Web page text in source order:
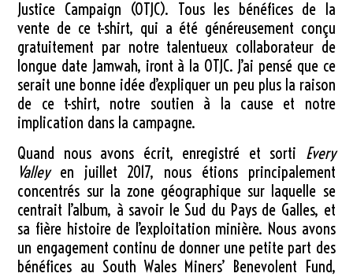
Justice Campaign (OTJC). Tous les bénéfices de la
vente de ce t-shirt, qui a été généreusement conçu
gratuitement par notre talentueux collaborateur de
longue date Jamwah, iront à la OTJC. J’ai pensé que ce
serait une bonne idée d’expliquer un peu plus la raison
de ce t-shirt, notre soutien à la cause et notre
implication dans la campagne.
Quand nous avons écrit, enregistré et sorti Every
Valleyen juillet 2017, nous étions principalement
concentrés sur la zone géographique sur laquelle se
centrait l’album, à savoir le Sud du Pays de Galles, et
sa fière histoire de l’exploitation minière. Nous avons
un engagement continu de donner une petite part des
bénéfices au South Wales Miners’ Benevolent Fund,